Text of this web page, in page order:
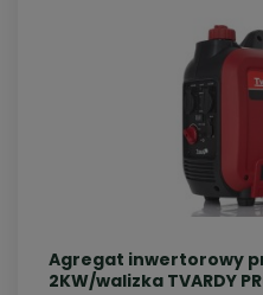
Agregat inwertorowy
2KW/walizka TVARDY